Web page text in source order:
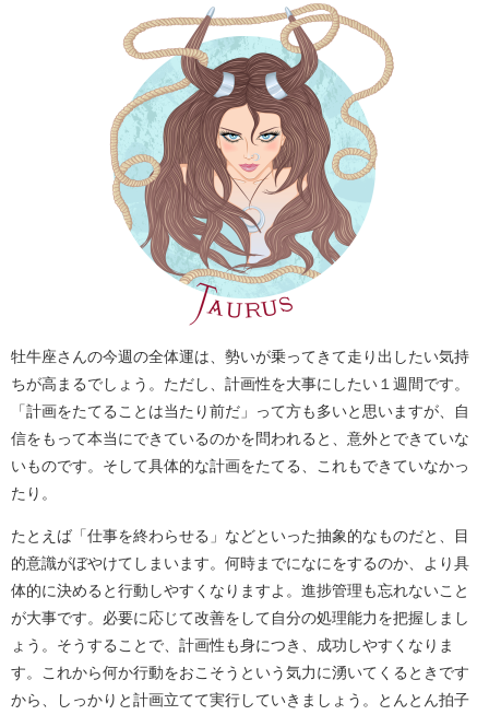
牡牛座さんの今週の全体運は、勢いが乗ってきて走り出したい気持
ちが高まるでしょう。ただし、計画性を大事にしたい１週間です。
「計画をたてることは当たり前だ」って方も多いと思いますが、自
信をもって本当にできているのかを問われると、意外とできていな
いものです。そして具体的な計画をたてる、これもできていなかっ
たり。
たとえば「仕事を終わらせる」などといった抽象的なものだと、目
的意識がぼやけてしまいます。何時までになにをするのか、より具
体的に決めると行動しやすくなりますよ。進捗管理も忘れないこと
が大事です。必要に応じて改善をして自分の処理能力を把握しまし
ょう。そうすることで、計画性も身につき、成功しやすくなりま
す。これから何か行動をおこそうという気力に湧いてくるときです
から、しっかりと計画立てて実行していきましょう。とんとん拍子